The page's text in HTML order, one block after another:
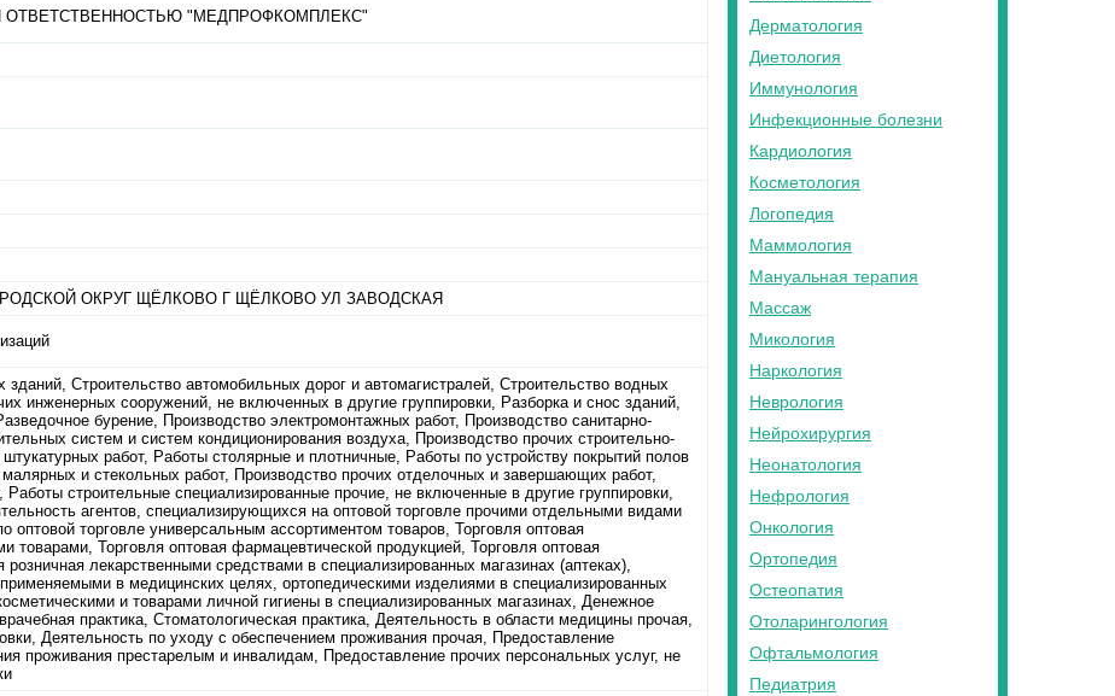
"МЕДПРОФКОМПЛЕКС"
ОКРУГ ЩЁЛКОВО Г ЩЁЛКОВО УЛ ЗАВОДСКАЯ
Строительство автомобильных дорог и автомагистралей, Строительство водных
инженерных сооружений, не включенных в другие группировки, Разборка и снос зданий,
бурение, Производство электромонтажных работ, Производство санитарно-
систем и систем кондиционирования воздуха, Производство прочих строительно-
работ, Работы столярные и плотничные, Работы по устройству покрытий полов
и стекольных работ, Производство прочих отделочных и завершающих работ,
Работы строительные специализированные прочие, не включенные в другие группировки,
агентов, специализирующихся на оптовой торговле прочими отдельными видами
оптовой торговле универсальным ассортиментом товаров, Торговля оптовая
Торговля оптовая фармацевтической продукцией, Торговля оптовая
розничная лекарственными средствами в специализированных магазинах (аптеках),
в медицинских целях, ортопедическими изделиями в специализированных
и товарами личной гигиены в специализированных магазинах, Денежное
практика, Стоматологическая практика, Деятельность в области медицины прочая,
Деятельность по уходу с обеспечением проживания прочая, Предоставление
проживания престарелым и инвалидам, Предоставление прочих персональных услуг, не
Дерматология
Диетология
Иммунология
Инфекционные болезни
Кардиология
Косметология
Логопедия
Маммология
Мануальная терапия
Массаж
Микология
Наркология
Неврология
Нейрохирургия
Неонатология
Нефрология
Онкология
Ортопедия
Остеопатия
Отоларингология
Офтальмология
Педиатрия